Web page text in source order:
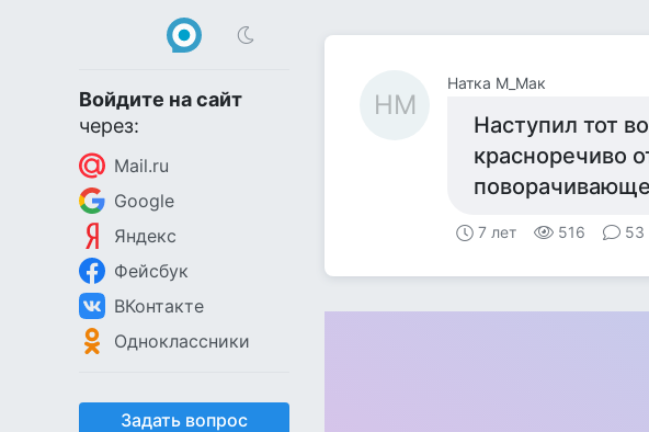
Войдите на сайт
через:
Mail.ru
Google
Яндекс
Фейсбук
ВКонтакте
Одноклассники
Задать вопрос
НМ
Натка М_Мак
Наступил тот
красноречиво
7 лет 516 53